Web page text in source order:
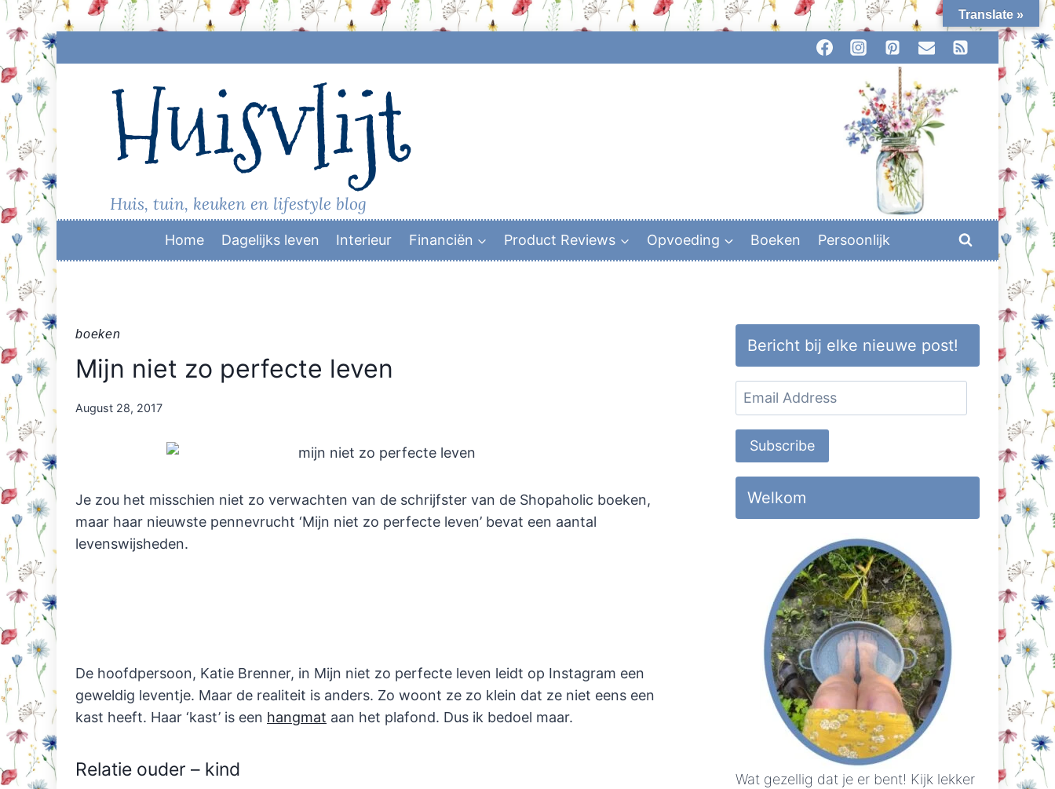
Skip
to
Huisvlijt
Huis, tuin, keuken en lifestyle blog
Home Dagelijks leven Interieur Financiën Product Reviews Opvoeding Boeken Persoonlijk
boeken
Mijn niet zo perfecte leven
By
August 28, 2017
Je zou het misschien niet zo verwachten van de schrijfster van de Shopaholic boeken,
maar haar nieuwste pennevrucht ‘Mijn niet zo perfecte leven’ bevat een aantal
levenswijsheden.
De hoofdpersoon, Katie Brenner, in Mijn niet zo perfecte leven leidt op Instagram een
geweldig leventje. Maar de realiteit is anders. Zo woont ze zo klein dat ze niet eens een
kast heeft. Haar ‘kast’ is een hangmat aan het plafond. Dus ik bedoel maar.
Relatie ouder – kind
Bericht bij elke nieuwe post!
Email
Address
Subscribe
Welkom
Wat gezellig dat je er bent! Kijk lekker
Translate »